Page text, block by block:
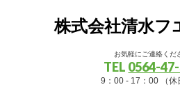
株式会社清水フ
お気軽にご連絡くだ
TEL 0564-
9：00 - 17：00 （休